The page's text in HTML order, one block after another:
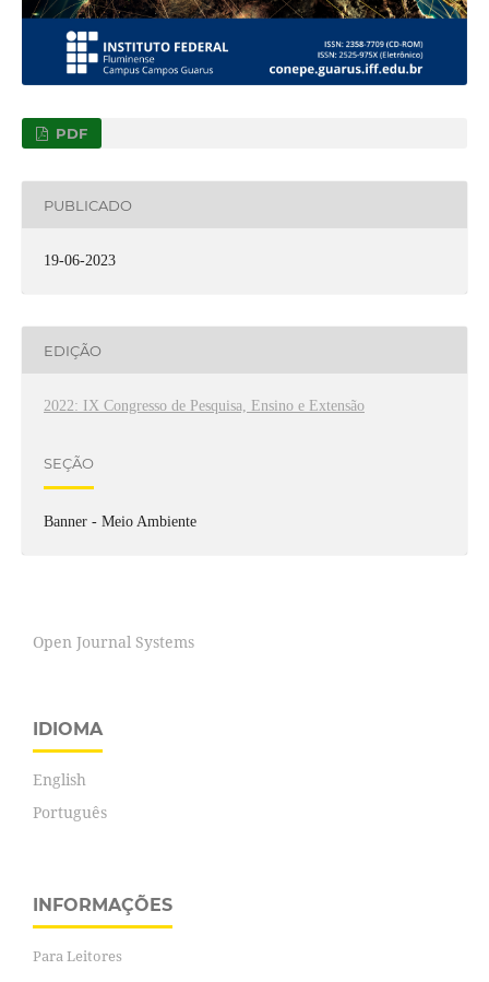
PDF
PUBLICADO
19-06-2023
EDIÇÃO
2022: IX Congresso de Pesquisa, Ensino e Extensão
SEÇÃO
Banner - Meio Ambiente
Open Journal Systems
IDIOMA
English
Português
INFORMAÇÕES
Para Leitores